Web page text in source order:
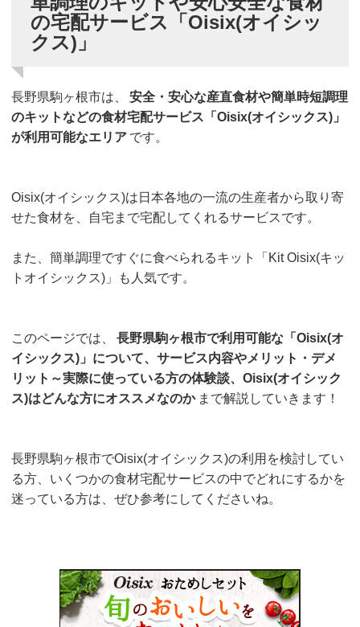
の宅配サービス「Oisix(オイシッ
クス)」
長野県駒ヶ根市は、
安全・安心な産直食材や簡単時短調理
のキットなどの食材宅配サービス「Oisix(オイシックス)」
が利用可能なエリア です。
Oisix(オイシックス)は日本各地の一流の生産者から取り寄
せた食材を、自宅まで宅配してくれるサービスです。
また、簡単調理ですぐに食べられるキット「Kit Oisix(キッ
トオイシックス)」も人気です。
このページでは、
長野県駒ヶ根市で利用可能な「Oisix(オ
イシックス)」について、サービス内容やメリット・デメ
リット～実際に使っている方の体験談、Oisix(オイシック
ス)はどんな方にオススメなのか まで解説していきます！
長野県駒ヶ根市でOisix(オイシックス)の利用を検討してい
る方、いくつかの食材宅配サービスの中でどれにするかを
迷っている方は、ぜひ参考にしてくださいね。